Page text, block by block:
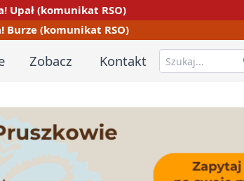
Upał (komunikat RSO)
Burze (komunikat RSO)
Zobacz Kontakt